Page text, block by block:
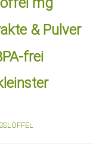
& Pulver
frei